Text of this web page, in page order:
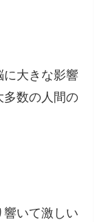
に大きな影響
多数の人間の
いて激しい